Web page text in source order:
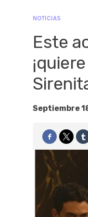
NOTICIAS
Este
Septiembre
Facebook